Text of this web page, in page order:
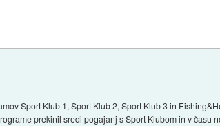
Sport Klub 1, Sport Klub 2, Sport Klub 3 in
prekinil sredi pogajanj s Sport Klubom in v času